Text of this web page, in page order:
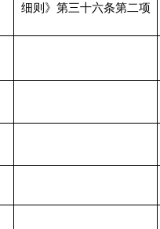
细则》第三十六条第二项